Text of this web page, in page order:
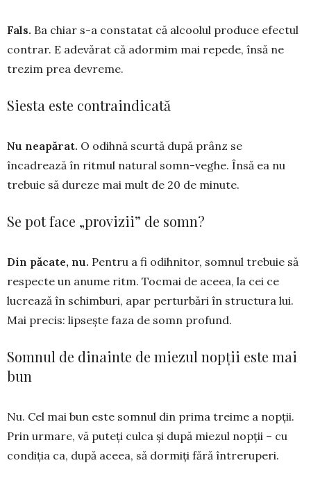
Fals. Ba chiar s-a constatat că alcoolul produce efectul
contrar. E adevărat că adormim mai repede, însă ne
trezim prea devreme.
Siesta este contraindicată
Nu neapărat. O odihnă scurtă după prânz se
încadrează în ritmul na­tural somn-veghe. Însă ea nu
trebuie să dureze mai mult de 20 de minute.
Se pot face „provizii” de somn?
Din păcate, nu. Pentru a fi odih­nitor, somnul trebuie să
respecte un anume ritm. Tocmai de aceea, la cei ce
lucrează în schim­buri, apar perturbări în structura lui.
Mai precis: lipsește faza de somn profund.
Somnul de dinainte de miezul nopții este mai
bun
Nu. Cel mai bun este somnul din prima treime a nopții.
Prin urmare, vă puteți culca și după miezul nopții – cu
condiția ca, după aceea, să dormiți fără întreruperi.